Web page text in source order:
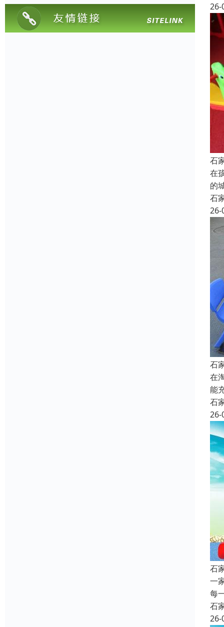
26-
石
在
的
石
26-
石
在
能
石
26-
石
一
每
石
26-